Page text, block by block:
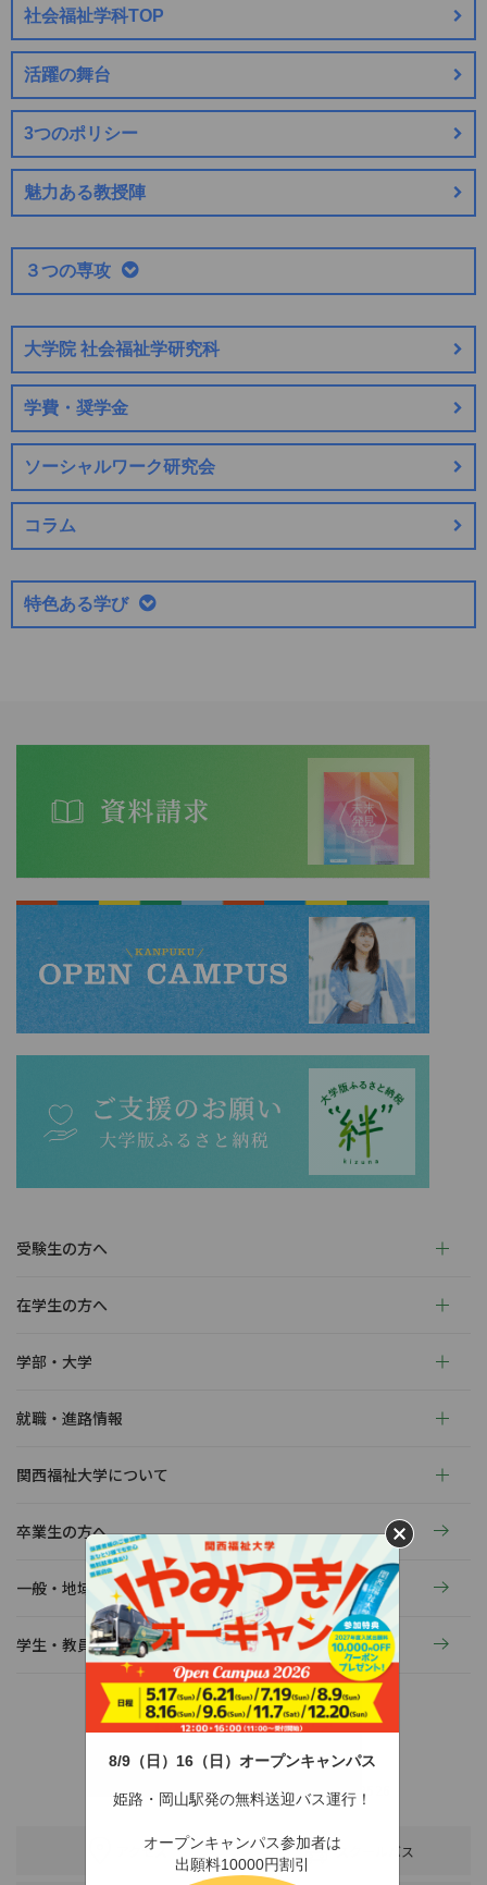
8/9（日）16（日）オープンキャンパス
姫路・岡山駅発の無料送迎バス運行！
オープンキャンパス参加者は
出願料10000円割引
社会福祉学科TOP
活躍の舞台
3つのポリシー
魅力ある教授陣
３つの専攻
大学院 社会福祉学研究科
学費・奨学金
ソーシャルワーク研究会
コラム
特色ある学び
受験生の方へ
在学生の方へ
学部・大学
就職・進路情報
関西福祉大学について
卒業生の方へ
一般・地域の方へ
学生・教員の活動
〒678-0255 兵庫県赤穂市新田380-3
TEL：0791-46-2525（代）FAX：0791-46-2526
アクセス スクールバス